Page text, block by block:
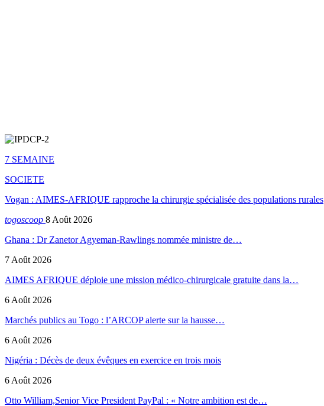
7 SEMAINE
SOCIETE
Vogan : AIMES-AFRIQUE rapproche la chirurgie spécialisée des populations rurales
togoscoop 8 Août 2026
Ghana : Dr Zanetor Agyeman-Rawlings nommée ministre de…
7 Août 2026
AIMES AFRIQUE déploie une mission médico-chirurgicale gratuite dans la…
6 Août 2026
Marchés publics au Togo : l’ARCOP alerte sur la hausse…
6 Août 2026
Nigéria : Décès de deux évêques en exercice en trois mois
6 Août 2026
Otto William,Senior Vice President PayPal : « Notre ambition est de…